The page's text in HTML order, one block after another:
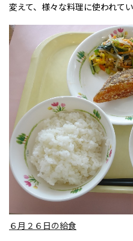
変えて、様々な料理に使われてい
６月２６日の給食